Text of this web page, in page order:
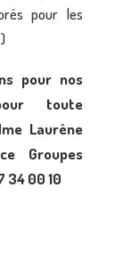
pour les
pour nos
toute
Laurène
Groupes
34 00 10